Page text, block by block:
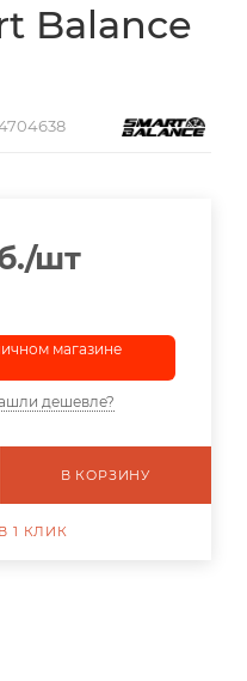
Balance
/шт
магазине
дешевле?
В КОРЗИНУ
1 КЛИК